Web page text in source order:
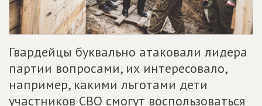
Гвардейцы буквально атаковали лидера
партии вопросами, их интересовало,
например, какими льготами дети
участников СВО смогут воспользоваться